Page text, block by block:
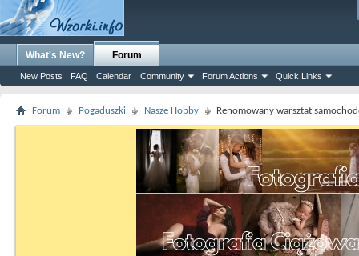
What's New? Forum
New Posts FAQ Calendar Community Forum Actions Quick Links
Forum Pogaduszki Nasze Hobby Renomowany warsztat